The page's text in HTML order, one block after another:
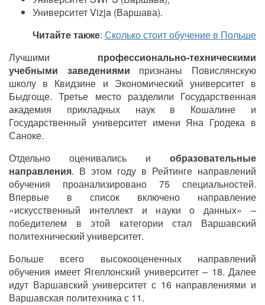
Университет Vizja (Варшава).
Читайте также: Сколько стоит обучение в Польше
Лучшими профессионально-техническими
учебными заведениями признаны Повислянскую
школу в Квидзине и Экономический университет в
Быдгоще. Третье место разделили Государственная
академия прикладных наук в Кошалине и
Государственный университет имени Яна Гродека в
Саноке.
Отдельно оценивались и образовательные
направления. В этом году в Рейтинге направлений
обучения проанализировано 75 специальностей.
Впервые в список включено направление
«искусственный интеллект и науки о данных» –
победителем в этой категории стал Варшавский
политехнический университет.
Больше всего высокооцененных направлений
обучения имеет Ягеллонский университет – 18. Далее
идут Варшавский университет с 16 направлениями и
Варшавская политехника с 11.